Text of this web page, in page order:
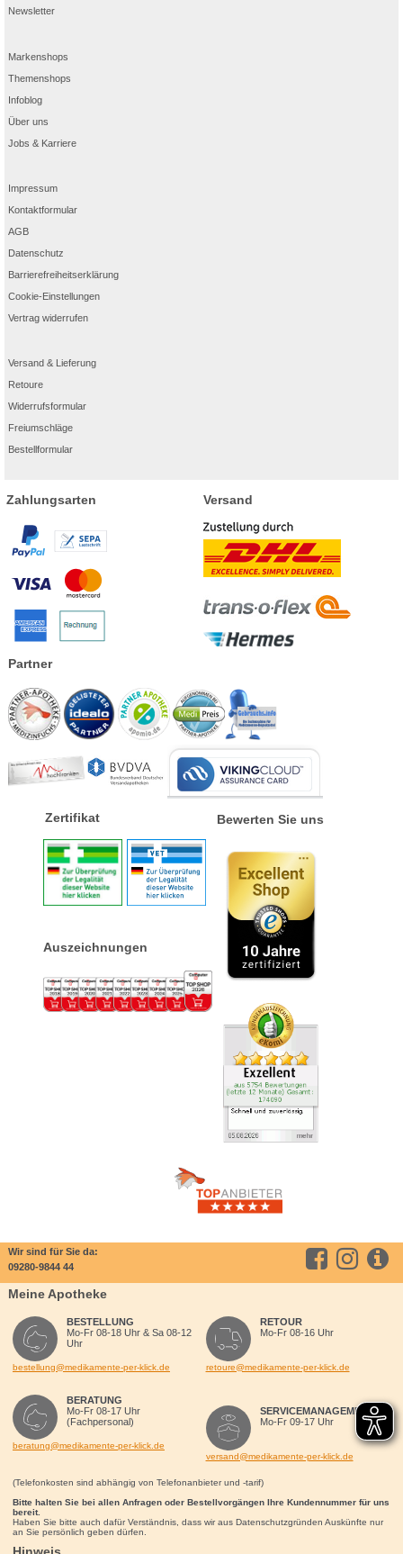
Newsletter
Markenshops
Themenshops
Infoblog
Über uns
Jobs & Karriere
Impressum
Kontaktformular
AGB
Datenschutz
Barrierefreiheitserklärung
Cookie-Einstellungen
Vertrag widerrufen
Versand & Lieferung
Retoure
Widerrufsformular
Freiumschläge
Bestellformular
Zahlungsarten Versand
Partner
Zertifikat
Auszeichnungen
Bewerten Sie uns
Wir sind für Sie da:
09280-9844 44
Meine Apotheke
BESTELLUNG
Mo-Fr 08-18 Uhr & Sa 08-12
Uhr
bestellung@medikamente-per-klick.de
BERATUNG
Mo-Fr 08-17 Uhr
(Fachpersonal)
beratung@medikamente-per-klick.de
RETOUR
Mo-Fr 08-16 Uhr
retoure@medikamente-per-klick.de
SERVICEMANAGEMENT
Mo-Fr 09-17 Uhr
versand@medikamente-per-klick.de
(Telefonkosten sind abhängig von Telefonanbieter und -tarif)
Bitte halten Sie bei allen Anfragen oder Bestellvorgängen Ihre Kundennummer für uns
bereit.
Haben Sie bitte auch dafür Verständnis, dass wir aus Datenschutzgründen Auskünfte nur
an Sie persönlich geben dürfen.